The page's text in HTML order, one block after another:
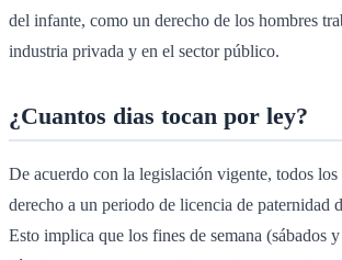
del infante, como un derecho de los hombres
industria privada y en el sector público.
¿Cuantos dias tocan por ley?
De acuerdo con la legislación vigente, todos los
derecho a un periodo de licencia de paternidad
Esto implica que los fines de semana (sábados